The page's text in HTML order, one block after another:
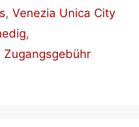
, Venezia Unica City
,
Zugangsgebühr